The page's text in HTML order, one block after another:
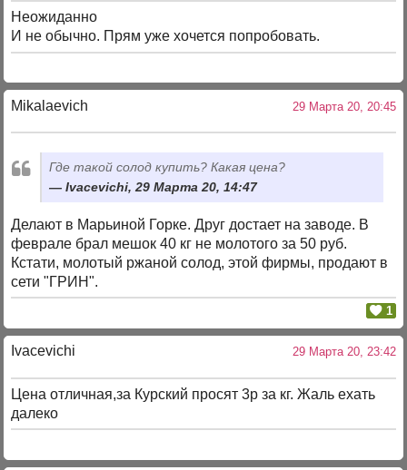
Неожиданно
И не обычно. Прям уже хочется попробовать.
Mikalaevich 29 Марта 20, 20:45
Где такой солод купить? Какая цена?
Ivacevichi, 29 Марта 20, 14:47
Делают в Марьиной Горке. Друг достает на заводе. В
феврале брал мешок 40 кг не молотого за 50 руб.
Кстати, молотый ржаной солод, этой фирмы, продают в
сети "ГРИН".
1
Ivacevichi 29 Марта 20, 23:42
Цена отличная,за Курский просят 3р за кг. Жаль ехать
далеко